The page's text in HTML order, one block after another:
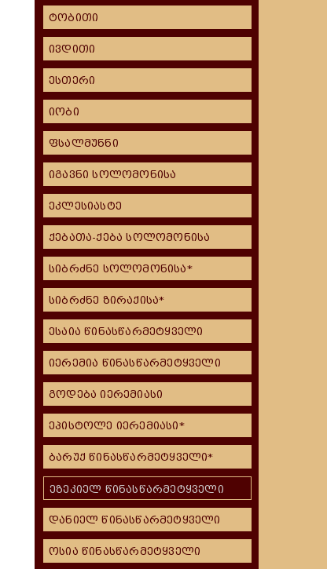
ტობითი
ივდითი
ესთერი
იობი
ფსალმუნნი
იგავნი სოლომონისა
ეკლესიასტე
ქებათა-ქება სოლომონისა
სიბრძნე სოლომონისა*
სიბრძნე ზირაქისა*
ესაია წინასწარმეტყველი
იერემია წინასწარმეტყველი
გოდება იერემიასი
ეპისტოლე იერემიასი*
ბარუქ წინასწარმეტყველი*
ეზეკიელ წინასწარმეტყველი
დანიელ წინასწარმეტყველი
ოსია წინასწარმეტყველი